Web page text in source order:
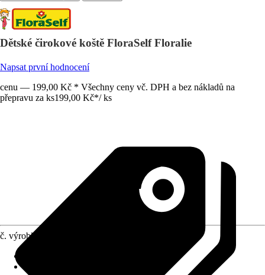
Dětské čirokové koště FloraSelf Floralie
Napsat první hodnocení
cenu — 199,00 Kč * Všechny ceny vč. DPH a bez nákladů na
přepravu za ks199,00 Kč*/ ks
č. výrobku